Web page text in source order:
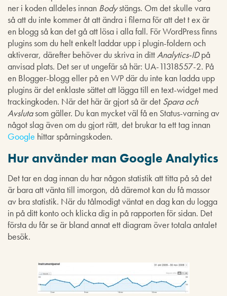
ner i koden alldeles innan Bodystängs. Om det skulle vara
så att du inte kommer åt att ändra i filerna för att det t ex är
en blogg så kan det gå att lösa i alla fall. För WordPress finns
plugins som du helt enkelt laddar upp i plugin-foldern och
aktiverar, därefter behöver du skriva in dittAnalytics-IDpå
anvisad plats. Det ser ut ungefär så här: UA-11318557-2. På
en Blogger-blogg eller på en WP där du inte kan ladda upp
plugins är det enklaste sättet att lägga till en text-widget med
trackingkoden. När det här är gjort så är det Spara och
Avslutasom gäller. Du kan mycket väl få en Status-varning av
något slag även om du gjort rätt, det brukar ta ett tag innan
Google hittar spårningskoden.
Hur använder man Google Analytics
Det tar en dag innan du har någon statistik att titta på så det
är bara att vänta till imorgon, då däremot kan du få massor
av bra statistik. När du tålmodigt väntat en dag kan du logga
in på ditt konto och klicka dig in på rapporten för sidan. Det
första du får se är bland annat ett diagram över totala antalet
besök.